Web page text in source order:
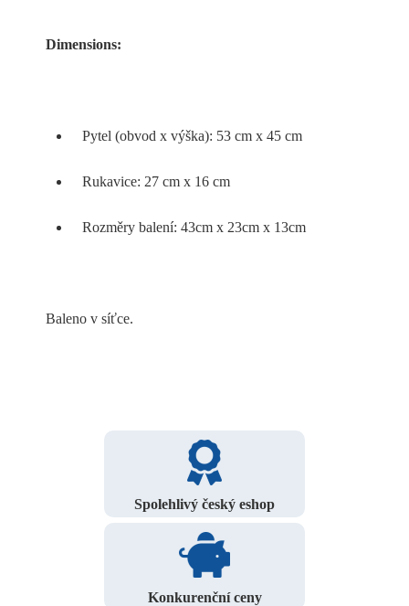
Dimensions:
Pytel (obvod x výška): 53 cm x 45 cm
Rukavice: 27 cm x 16 cm
Rozměry balení: 43cm x 23cm x 13cm
Baleno v síťce.
Spolehlivý český eshop
Konkurenční ceny